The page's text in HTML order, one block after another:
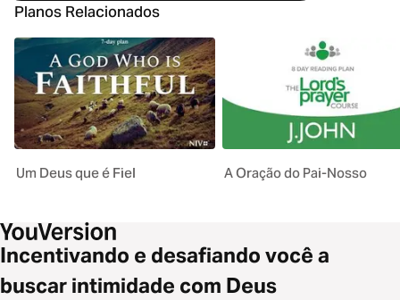
Planos Relacionados
Um Deus que é Fiel A Oração do Pai-Nosso
Incentivando e desafiando você a
buscar intimidade com Deus